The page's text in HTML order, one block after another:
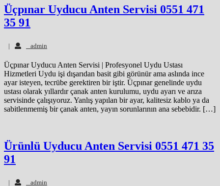
Üçpınar Uyducu Anten Servisi 0551 471
35 91
| admin
Üçpınar Uyducu Anten Servisi | Profesyonel Uydu Ustası
Hizmetleri Uydu işi dışarıdan basit gibi görünür ama aslında ince
ayar isteyen, tecrübe gerektiren bir iştir. Üçpınar genelinde uydu
ustası olarak yıllardır çanak anten kurulumu, uydu ayarı ve arıza
servisinde çalışıyoruz. Yanlış yapılan bir ayar, kalitesiz kablo ya da
sabitlenmemiş bir çanak anten, yayın sorunlarının ana sebebidir. […]
Ürünlü Uyducu Anten Servisi 0551 471 35
91
| admin